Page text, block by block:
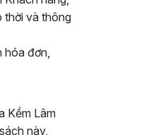
thời và thông
hóa đơn,
Kềm Lâm
này,